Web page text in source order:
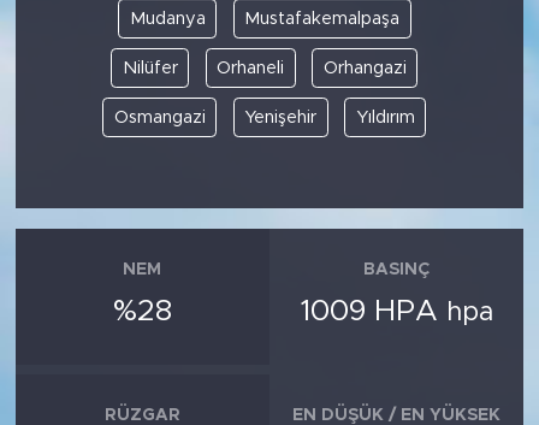
Mudanya Mustafakemalpaşa
Nilüfer Orhaneli Orhangazi
Osmangazi Yenişehir Yıldırım
NEM
%28
BASINÇ
1009 HPA hpa
RÜZGAR EN DÜŞÜK / EN YÜKSEK
KÜLTÜR SANAT
YAŞAM
KADIN
SİYASET